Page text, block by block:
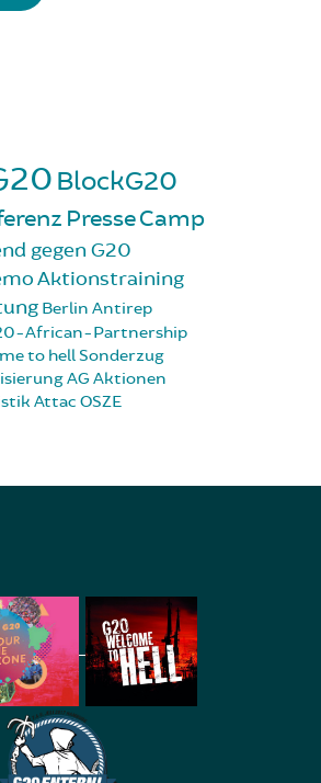
BlockG20
PresseCamp
gegen G20
Aktionstraining
Berlin Antirep
African-Partnership
to hellSonderzug
AG Aktionen
Attac OSZE